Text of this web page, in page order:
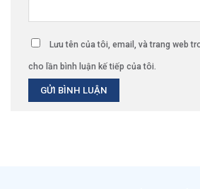
Lưu tên của tôi, email, và trang web
cho lần bình luận kế tiếp của tôi.